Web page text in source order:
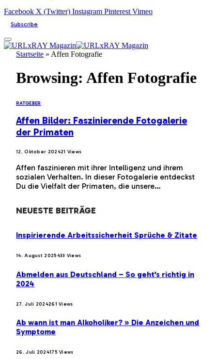
Facebook X (Twitter) Instagram Pinterest Vimeo
Subscribe
Startseite » Affen Fotografie
Browsing: Affen Fotografie
RATGEBER
Affen Bilder: Faszinierende Fotogalerie
der Primaten
12. Oktober 202421 Views
Affen faszinieren mit ihrer Intelligenz und ihrem
sozialen Verhalten. In dieser Fotogalerie entdeckst
Du die Vielfalt der Primaten, die unsere…
NEUESTE BEITRÄGE
Inspirierende Arbeitssicherheit Sprüche & Zitate
14. August 2025433 Views
Abmelden aus Deutschland – So geht’s richtig in
2024
27. Juli 2024261Views
Ab wann ist man Alkoholiker? » Die Anzeichen und
Symptome
26. Juli 2024175Views